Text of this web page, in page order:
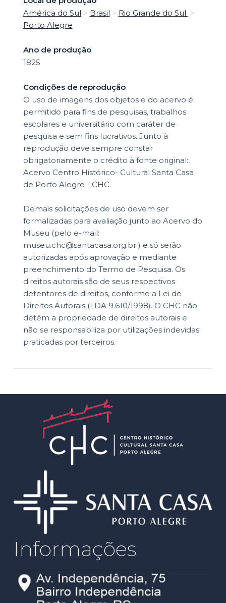
América do Sul > Brasil > Rio Grande do Sul >
Porto Alegre
Ano de produção
1825
Condições de reprodução
O uso de imagens dos objetos e do acervo é
permitido para fins de pesquisas, trabalhos
escolares e universitário com caráter de
pesquisa e sem fins lucrativos. Junto à
reprodução deve sempre constar
obrigatoriamente o crédito à fonte original:
Acervo Centro Histórico- Cultural Santa Casa
de Porto Alegre - CHC.
Demais solicitações de uso devem ser
formalizadas para avaliação junto ao Acervo do
Museu (pelo e-mail:
museu.chc@santacasa.org.br ) e só serão
autorizadas após aprovação e mediante
preenchimento do Termo de Pesquisa. Os
direitos autorais são de seus respectivos
detentores de direitos, conforme a Lei de
Direitos Autorais (LDA 9.610/1998). O CHC não
detém a propriedade de direitos autorais e
não se responsabiliza por utilizações indevidas
praticadas por terceiros.
Informações